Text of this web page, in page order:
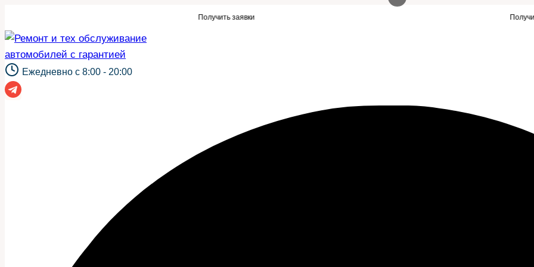
к
содержимому
Получить заявки Получить заявки
Ежедневно с 8:00 - 20:00